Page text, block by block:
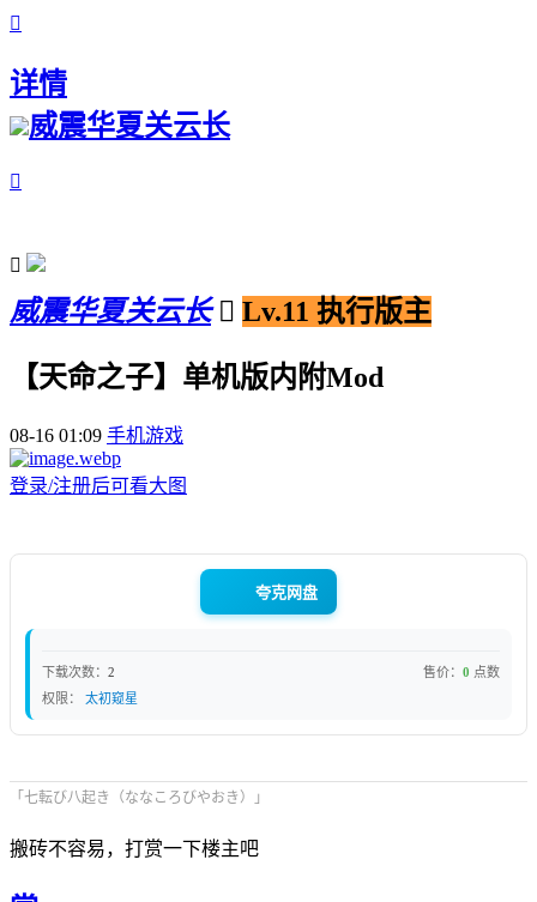

详情
威震华夏关云长


威震华夏关云长  Lv.11 执行版主
【天命之子】单机版内附Mod
08-16 01:09 手机游戏
登录/注册后可看大图
夸克网盘
下载次数： 2 售价： 0 点数
权限：
太初窥星
「七転び八起き（ななころびやおき）」
搬砖不容易，打赏一下楼主吧